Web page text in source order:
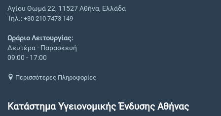
Αγίου Θωμά 22, 11527 Αθήνα, Ελλάδα
Τηλ.: +30 210 7473 149
Ωράριο Λειτουργίας:
Δευτέρα - Παρασκευή
09:00 - 17:00
Περισσότερες Πληροφορίες
Κατάστημα Υγειονομικής Ένδυσης Αθήνας